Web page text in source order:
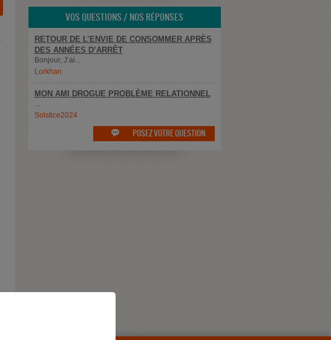
VOS QUESTIONS / NOS RÉPONSES
RETOUR DE L’ENVIE DE CONSOMMER APRÈS
DES ANNÉES D’ARRÊT
Bonjour, J’ai...
Lorkhan
MON AMI DROGUE PROBLÈME RELATIONNEL
Solstice2024
 POSEZ VOTRE QUESTION